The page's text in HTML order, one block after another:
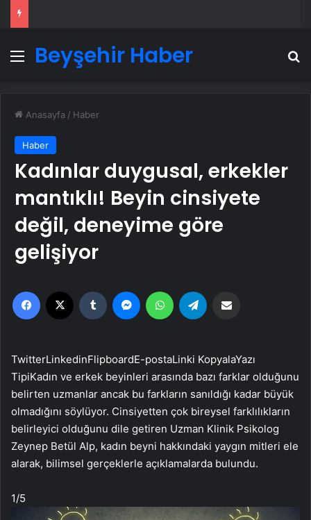
Menü
Beyşehir Haber
Anasayfa / Haber
Haber
Kadınlar duygusal, erkekler
mantıklı! Beyin cinsiyete
değil, deneyime göre
gelişiyor
Facebook Tumblr MessengerWhatsApp
TwitterLinkedinFlipboardE-postaLinki KopyalaYazı
TipiKadın ve erkek beyinleri arasında bazı farklar olduğunu
belirten uzmanlar ancak bu farkların sanıldığı kadar büyük
olmadığını söylüyor. Cinsiyetten çok bireysel farklılıkların
belirleyici olduğunu dile getiren Uzman Klinik Psikolog
Zeynep Betül Alp, kadın beyni hakkındaki yaygın mitleri ele
alarak, bilimsel gerçeklerle açıklamalarda bulundu.
1/5